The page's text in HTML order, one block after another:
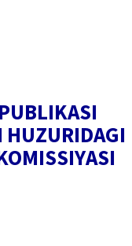
HUZURIDAGI